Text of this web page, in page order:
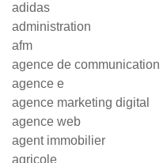
adidas
administration
afm
agence de communication
agence e
agence marketing digital
agence web
agent immobilier
agricole